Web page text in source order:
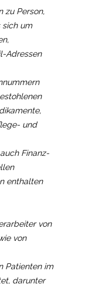
zu Person,
sich um
Adressen
und
Finanz-
enthalten
von
von
Patienten im
darunter